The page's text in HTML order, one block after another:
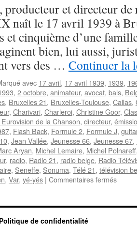
producteur et directeur
naît le 17 avril 1939 à
et cinquième d’une
bien, lui aussi,
vers des … Continuer la
avec 17 avril, 17 avril 1939, 1939,
, 2 octobre, animateur, avocat, bals,
, Bruxelles 21, Bruxelles-Toulouse, Callas,
, Charivari, Charleroi, Christine Goor,
de la Chanson, directeur,
, Flash Back, Formule 2, Formule J,
, Jean Vallée, Jeunesse 66, Jeunesse 67,
Aryan, Michel Lemaire, Michel Polnareff
, radio, Radio 21, radio belge, Radio
, Seneffe, Sonuma, Télé 21, télévision
, Var, yé-yés | Commentaires ferméssur
Politique de confidentialité